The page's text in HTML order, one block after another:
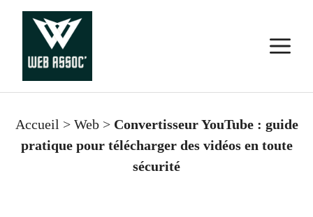
Aller
Accueil > Web> Convertisseur YouTube : guide
pratique pour télécharger des vidéos en toute
sécurité